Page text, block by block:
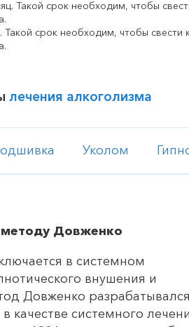
Такой срок необходим, чтобы свести
лечения алкоголизма
Уколом
Довженко
в системном
внушения и
Довженко
качестве системного